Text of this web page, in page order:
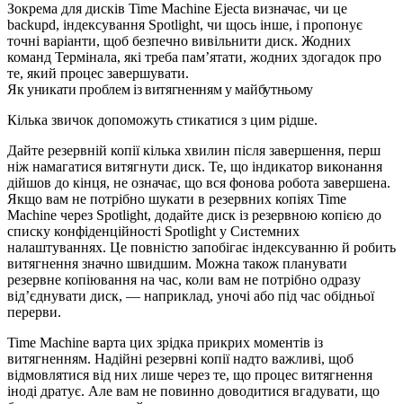
Зокрема для дисків Time Machine Ejecta визначає, чи це
backupd, індексування Spotlight, чи щось інше, і пропонує
точні варіанти, щоб безпечно вивільнити диск. Жодних
команд Термінала, які треба пам’ятати, жодних здогадок про
те, який процес завершувати.
Як уникати проблем із витягненням у майбутньому
Кілька звичок допоможуть стикатися з цим рідше.
Дайте резервній копії кілька хвилин після завершення, перш
ніж намагатися витягнути диск. Те, що індикатор виконання
дійшов до кінця, не означає, що вся фонова робота завершена.
Якщо вам не потрібно шукати в резервних копіях Time
Machine через Spotlight, додайте диск із резервною копією до
списку конфіденційності Spotlight у Системних
налаштуваннях. Це повністю запобігає індексуванню й робить
витягнення значно швидшим. Можна також планувати
резервне копіювання на час, коли вам не потрібно одразу
від’єднувати диск, — наприклад, уночі або під час обідньої
перерви.
Time Machine варта цих зрідка прикрих моментів із
витягненням. Надійні резервні копії надто важливі, щоб
відмовлятися від них лише через те, що процес витягнення
іноді дратує. Але вам не повинно доводитися вгадувати, що